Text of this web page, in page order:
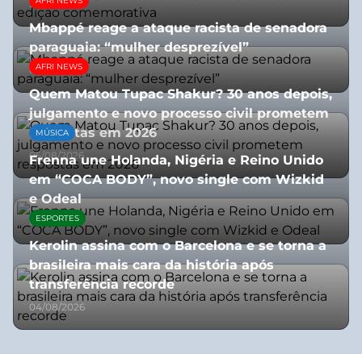
31/07/2026
Mbappé reage a ataque racista de senadora
paraguaia: “mulher desprezível”
07/07/2026
AFRI NEWS
Quem Matou Tupac Shakur? 30 anos depois,
julgamento e novo processo civil prometem
respostas em 2026
05/08/2026
MÚSICA
Frenna une Holanda, Nigéria e Reino Unido
em “COCA BODY”, novo single com Wizkid
e Odeal
07/07/2026
ESPORTES
Kerolin assina com o Barcelona e se torna a
brasileira mais cara da história após
transferência recorde
04/08/2026